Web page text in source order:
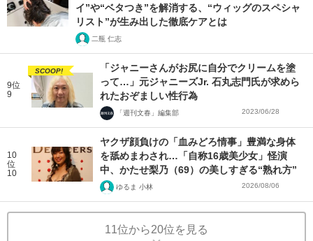
イ”や“ベタつき”を解消する、“ウィッグのスペシャ
リスト”が生み出した徹底ケアとは
二瓶 仁志
9位
9
SCOOP!
「ジャニーさんがお尻に自分でクリームを塗
って…」元ジャニーズJr. 石丸志門氏が求めら
れたおぞましい性行為
「週刊文春」編集部 2023/06/28
10
位
10
ヤクザ顔負けの「血みどろ情事」豊満な身体
を舐めまわされ…「自称16歳美少女」怪演
中、かたせ梨乃（69）の美しすぎる“熟れ方”
ゆるま 小林 2026/08/06
11位から20位を見る